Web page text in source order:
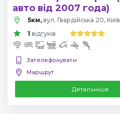
авто від 2007 года)
5км, вул. Гвардійська 20, Київ
1 відгуків
Зателефонувати
Маршрут
Детальніше